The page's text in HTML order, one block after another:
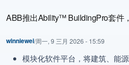
ABB推出Ability™ BuildingPro套件
winniewei/周一, 9 三月 2026 - 15:59
模块化软件平台，将建筑、能